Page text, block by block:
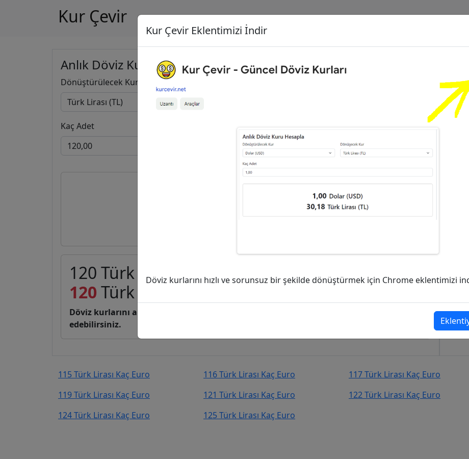
Kur Çevir
Anlık Döviz Kuru Hesapla
Dönüştürülecek Kur
Kaç Adet
Türk Lirası (TL)
120 Türk Lirası (TL) kaç Euro (EUR)?
120 Türk Lirası Euro (EUR)
Döviz kurlarını anlık, canlı, basit bir şekilde kurcevir.net adresinden takip
edebilirsiniz.
Kur
Dolar
115 Türk Lirası Kaç Euro 116 Türk Lirası Kaç Euro 117 Türk Lirası Kaç Euro
119 Türk Lirası Kaç Euro
121 Türk Lirası Kaç Euro 122 Türk Lirası Kaç Euro
124 Türk Lirası Kaç Euro
125 Türk Lirası Kaç Euro
Kur Çevir Eklentimizi İndir
Döviz kurlarını hızlı ve sorunsuz bir şekilde dönüştürmek için Chrome eklentimizi